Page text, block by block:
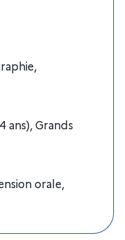
ans),Grands
orale,